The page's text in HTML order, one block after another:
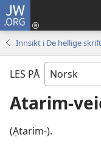
JW.ORG
Innsikt i De hellige
LES PÅ
Atarim-
(Ạtarim-).